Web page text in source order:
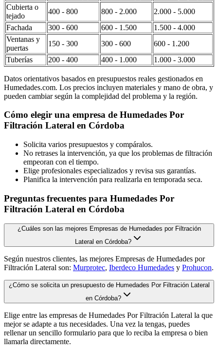
Cubierta o
tejado
400 - 800 800 - 2.000
2.000 - 5.000
Fachada
300 - 600 600 - 1.500
1.500 - 4.000
Ventanas y
puertas
150 - 300 300 - 600
600 - 1.200
Tuberías
200 - 400 400 - 1.000 1.000 - 3.000
Datos orientativos basados en presupuestos reales gestionados en
Humedades.com. Los precios incluyen materiales y mano de obra, y
pueden cambiar según la complejidad del problema y la región.
Cómo elegir una empresa de Humedades Por
Filtración Lateral en Córdoba
Solicita varios presupuestos y compáralos.
No retrases la intervención, ya que los problemas de filtración
empeoran con el tiempo.
Elige profesionales especializados y revisa sus garantías.
Planifica la intervención para realizarla en temporada seca.
Preguntas frecuentes para Humedades Por
Filtración Lateral en Córdoba
¿Cuáles son las mejores Empresas de Humedades por Filtración
Lateral en Córdoba?
Según nuestros clientes, las mejores Empresas de Humedades por
Filtración Lateral son: Murprotec, Iberdeco Humedades y Prohucon.
¿Cómo se solicita un presupuesto de Humedades Por Filtración Lateral
en Córdoba?
Elige entre las empresas de Humedades Por Filtración Lateral la que
mejor se adapte a tus necesidades. Una vez la tengas, puedes
rellenar un sencillo formulario para que lo reciba la empresa o bien
llamarla directamente.